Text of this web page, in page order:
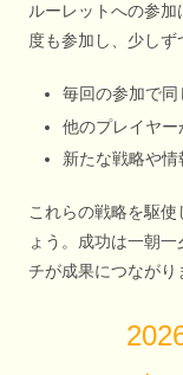
ルーレットへの参
度も参加し、少しず
毎回の参加で同
他のプレイヤー
新たな戦略や
これらの戦略を駆
ょう。成功は一朝
チが成果につながり